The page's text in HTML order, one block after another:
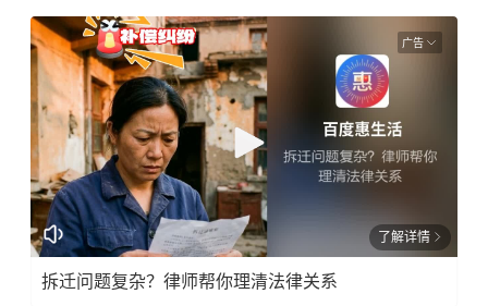
广告
了解详情
拆迁问题复杂？律师帮你理清法律关系